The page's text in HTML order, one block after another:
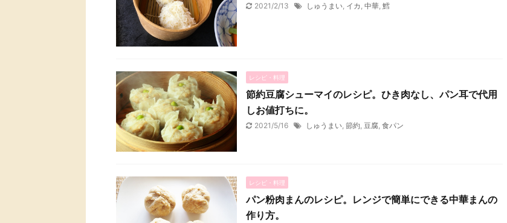
2021/2/13 しゅうまい イカ 中華 鱈
レシピ・料理
節約豆腐シューマイのレシピ。ひき肉なし、パン耳で代用
しお値打ちに。
2021/5/16 しゅうまい 節約 豆腐 食パン
レシピ・料理
パン粉肉まんのレシピ。レンジで簡単にできる中華まんの
作り方。